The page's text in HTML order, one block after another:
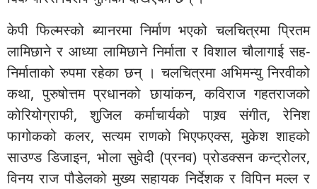
केपी फिल्मस्को ब्यानरमा निर्माण भएको चलचित्रमा प्रितम
लामिछाने र आध्या लामिछाने निर्माता र विशाल चौलागाई सह-
निर्माताको रुपमा रहेका छन् । चलचित्रमा अभिमन्यु निरवीको
कथा, पुरुषोत्तम प्रधानको छायांकन, कविराज गहतराजको
कोरियोग्राफी, शुजिल कर्माचार्यको पाश्र्व संगीत, रेनिश
फागोकको कलर, सत्यम राणको भिएफएक्स, मुकेश शाहको
साउण्ड डिजाइन, भोला सुवेदी (प्रनव) प्रोडक्सन कन्ट्रोलर,
विनय राज पौडेलको मुख्य सहायक निर्देशक र विपिन मल्ल र